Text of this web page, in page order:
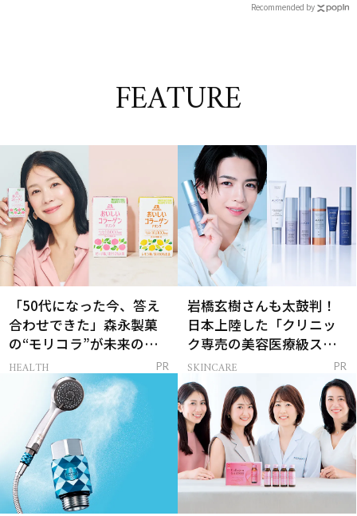
Recommended by
FEATURE
「50代になった今、答え
合わせできた」森永製菓
の“モリコラ”が未来のキ
レイを連れてくる！
HEALTH PR
岩橋玄樹さんも太鼓判！
日本上陸した「クリニッ
ク専売の美容医療級スキ
ンケア」
SKINCARE PR